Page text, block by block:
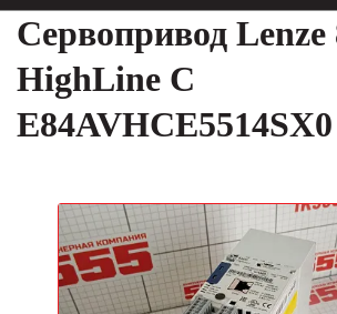
Сервопривод Lenze
HighLine C
E84AVHCE5514SX0